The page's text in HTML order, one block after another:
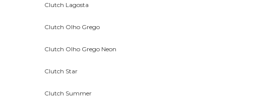
Clutch Lagosta
Clutch Olho Grego
Clutch Olho Grego Neon
Clutch Star
Clutch Summer